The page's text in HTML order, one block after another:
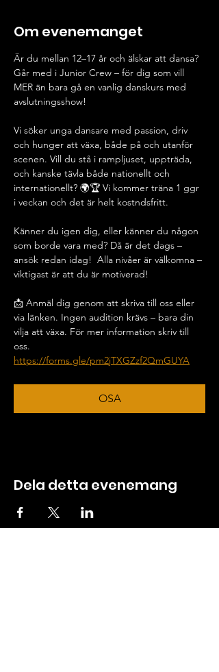
Om evenemanget
Är du mellan 12–17 år och älskar att dansa?
Går med i Junior Crew – för dig som vill
MER än bara gå en vanlig danskurs med
avslutningsshow!
Vi söker unga dansare med passion, driv
och hunger att växa, både på och utanför
scenen. Vill du stå i rampljuset, uppträda,
och kanske tävla både nationellt och
internationellt? 🌍🏆 Vi kommer träna 1 ggr
i veckan och det är helt kostndsfritt.
Känner du igen dig, eller känner du någon
som borde vara med? Då är det dags –
ansök redan idag!  Alla nivåer är välkomna –
viktigast är att du är motiverad!
📩 Anmäl dig genom att skriva till oss eller
via länken. Ingen audition krävs – bara din
vilja att växa. För mer information skriv till
oss.
https://forms.gle/pm2jTXGZzf2QmGUYA
OSA
Dela detta evenemang